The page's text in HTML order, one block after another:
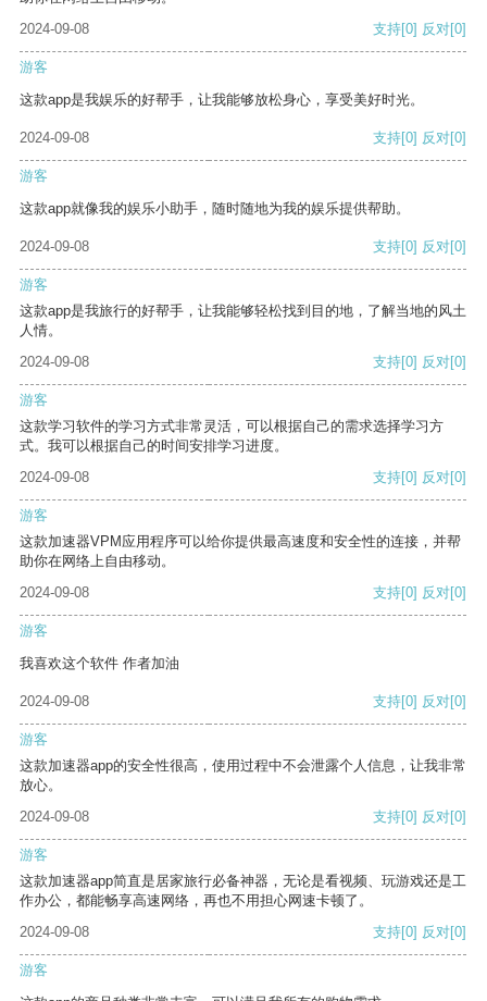
2024-09-08
支持[0] 反对[0]
游客
这款app是我娱乐的好帮手，让我能够放松身心，享受美好时光。
2024-09-08 支持[0] 反对[0]
游客
这款app就像我的娱乐小助手，随时随地为我的娱乐提供帮助。
2024-09-08 支持[0] 反对[0]
游客
这款app是我旅行的好帮手，让我能够轻松找到目的地，了解当地的风土
人情。
2024-09-08
支持[0] 反对[0]
游客
这款学习软件的学习方式非常灵活，可以根据自己的需求选择学习方
式。我可以根据自己的时间安排学习进度。
2024-09-08
支持[0] 反对[0]
游客
这款加速器VPM应用程序可以给你提供最高速度和安全性的连接，并帮
助你在网络上自由移动。
2024-09-08
支持[0] 反对[0]
游客
我喜欢这个软件 作者加油
2024-09-08 支持[0] 反对[0]
游客
这款加速器app的安全性很高，使用过程中不会泄露个人信息，让我非常
放心。
2024-09-08
支持[0] 反对[0]
游客
这款加速器app简直是居家旅行必备神器，无论是看视频、玩游戏还是工
作办公，都能畅享高速网络，再也不用担心网速卡顿了。
2024-09-08
支持[0] 反对[0]
游客